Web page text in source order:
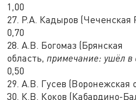
1,00
27. Р.А. Кадыров (Чеченская
0,70
28. А.В. Богомаз (Брянская
область, примечание: ушёл в
0,50
29. А.В. Гусев (Воронежская
30. К.В. Коков (Кабардино-